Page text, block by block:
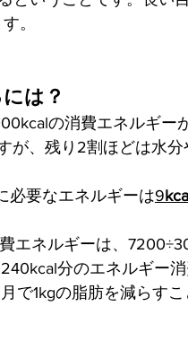
。
は？
の消費エネルギー
が、残り2割ほどは水
必要なエネルギーは9
エネルギーは、
分のエネルギー
で1kgの脂肪を減らす